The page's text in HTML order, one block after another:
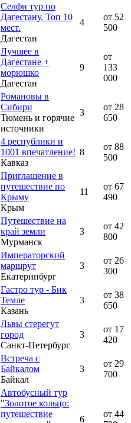
Селфи тур по
Дагестану. Топ 10
мест.
Дагестан
4
от 52
500
Лучшее в
Дагестане +
морюшко
Дагестан
9
от
133
000
Романовы в
Сибири
Тюмень и горячие
источники
3
от 28
650
4 республики и
1001 впечатление!
Кавказ
8
от 88
500
Приглашение в
путешествие по
Крыму
Крым
11
от 67
490
Путешествие на
край земли
Мурманск
3
от 42
800
Императорский
маршрут
Екатеринбург
3
от 26
300
Гастро тур - Бик
Темле
Казань
3
от 38
650
Львы стерегут
город
Санкт-Петербург
3
от 17
420
Встреча с
Байкалом
Байкал
3
от 29
700
Автобусный тур
"Золотое кольцо:
путешествие
6
от 44